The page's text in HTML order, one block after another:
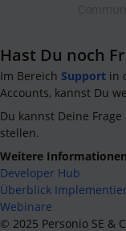
Hast Du noch
Im Bereich Support in
Accounts, kannst Du
Du kannst Deine
stellen.
Weitere Informationen
Developer Hub
Überblick
Webinare
© 2025 Personio SE &